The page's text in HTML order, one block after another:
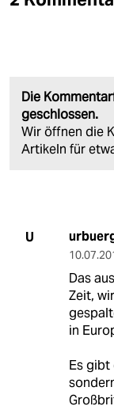
Die
geschlossen.
Wir öffnen die
Artikeln für
U
Das
Zeit,
in
Es gibt